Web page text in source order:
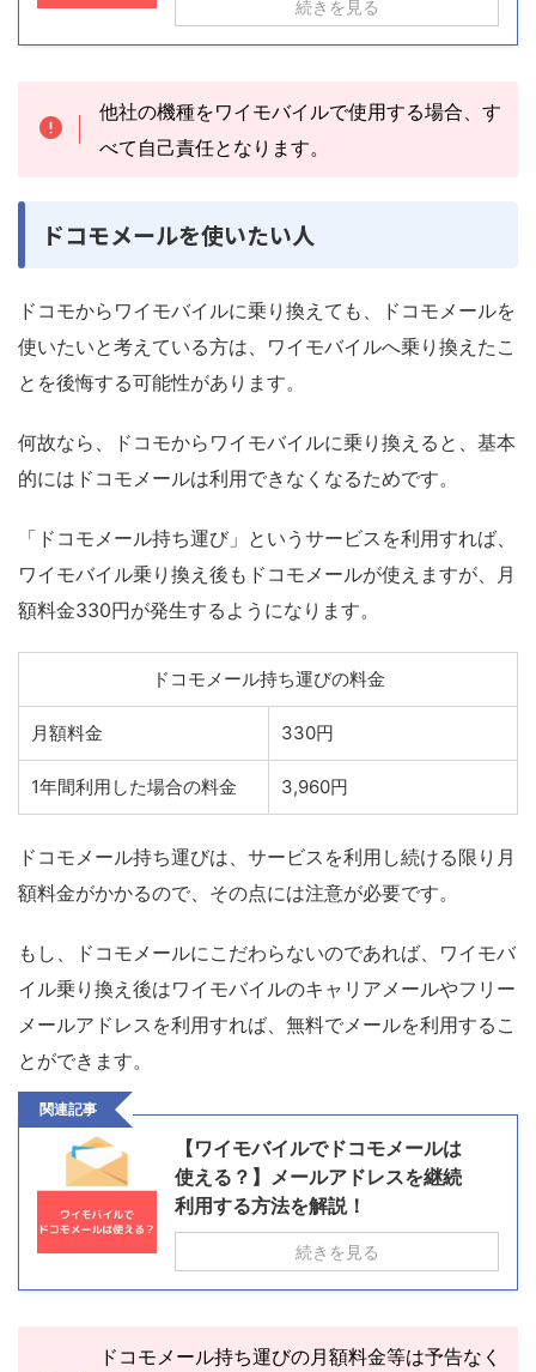
続きを見る
他社の機種をワイモバイルで使用する場合、す
べて自己責任となります。
ドコモメールを使いたい人
ドコモからワイモバイルに乗り換えても、ドコモメールを
使いたいと考えている方は、ワイモバイルへ乗り換えたこ
とを後悔する可能性があります。
何故なら、ドコモからワイモバイルに乗り換えると、基本
的にはドコモメールは利用できなくなるためです。
「ドコモメール持ち運び」というサービスを利用すれば、
ワイモバイル乗り換え後もドコモメールが使えますが、月
額料金330円が発生するようになります。
ドコモメール持ち運びの料金
月額料金 330円
1年間利用した場合の料金 3,960円
ドコモメール持ち運びは、サービスを利用し続ける限り月
額料金がかかるので、その点には注意が必要です。
もし、ドコモメールにこだわらないのであれば、ワイモバ
イル乗り換え後はワイモバイルのキャリアメールやフリー
メールアドレスを利用すれば、無料でメールを利用するこ
とができます。
関連記事
【ワイモバイルでドコモメールは
使える？】メールアドレスを継続
利用する方法を解説！
続きを見る
ドコモメール持ち運びの月額料金等は予告なく